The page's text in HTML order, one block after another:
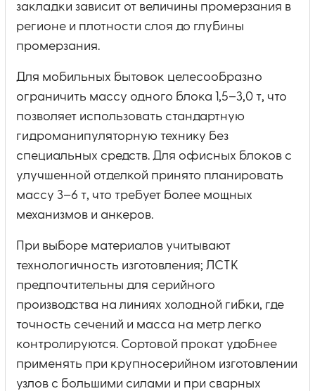
закладки зависит от величины промерзания в
регионе и плотности слоя до глубины
промерзания.
Для мобильных бытовок целесообразно
ограничить массу одного блока 1,5–3,0 т, что
позволяет использовать стандартную
гидроманипуляторную технику без
специальных средств. Для офисных блоков с
улучшенной отделкой принято планировать
массу 3–6 т, что требует более мощных
механизмов и анкеров.
При выборе материалов учитывают
технологичность изготовления; ЛСТК
предпочтительны для серийного
производства на линиях холодной гибки, где
точность сечений и масса на метр легко
контролируются. Сортовой прокат удобнее
применять при крупносерийном изготовлении
узлов с большими силами и при сварных